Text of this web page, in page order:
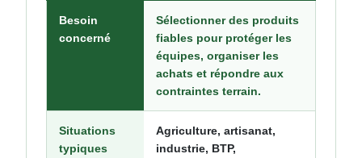
Besoin
concerné
Sélectionner des produits
fiables pour protéger les
équipes, organiser les
achats et répondre aux
contraintes terrain.
Situations
typiques
Agriculture, artisanat,
industrie, BTP,